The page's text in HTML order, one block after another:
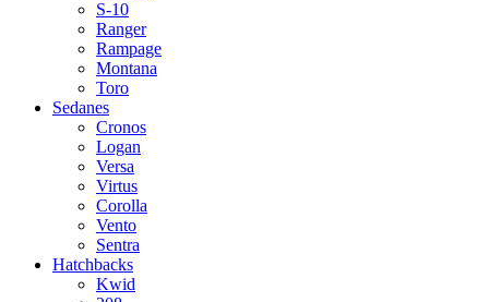
S-10
Ranger
Rampage
Montana
Toro
Sedanes
Cronos
Logan
Versa
Virtus
Corolla
Vento
Sentra
Hatchbacks
Kwid